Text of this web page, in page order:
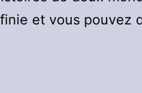
et vous pouvez